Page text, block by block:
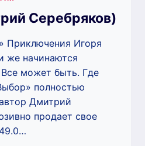
Серебряков)
Приключения Игоря
же начинаются
Все может быть. Где
полностью
Дмитрий
продает свое